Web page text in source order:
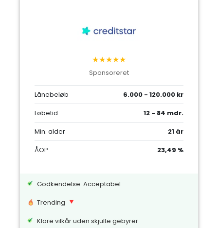
★★★★★
Sponsoreret
Lånebeløb
6.000 - 120.000 kr
Løbetid
12 - 84 mdr.
Min. alder
21 år
ÅOP
23,49 %
Godkendelse: Acceptabel
Trending
Klare vilkår uden skjulte gebyrer